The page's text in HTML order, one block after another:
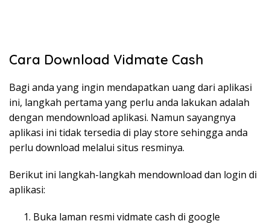
Cara Download Vidmate Cash
Bagi anda yang ingin mendapatkan uang dari aplikasi
ini, langkah pertama yang perlu anda lakukan adalah
dengan mendownload aplikasi. Namun sayangnya
aplikasi ini tidak tersedia di play store sehingga anda
perlu download melalui situs resminya.
Berikut ini langkah-langkah mendownload dan login di
aplikasi:
Buka laman resmi vidmate cash di google